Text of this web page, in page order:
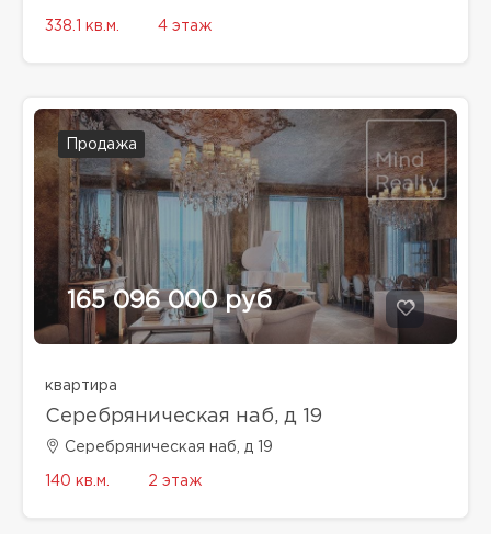
338.1 кв.м. 4 этаж
Продажа
165 096 000 руб
квартира
Серебряническая наб, д 19
Серебряническая наб, д 19
140 кв.м. 2 этаж